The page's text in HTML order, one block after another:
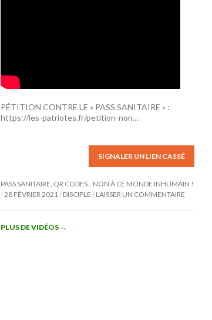
PÉTITION CONTRE LE « PASS SANITAIRE » :
https://les-patriotes.fr/petition-non…
SIGNALER UN LIEN CASSÉ
PASS SANITAIRE, QR CODES…NON À CE MONDE INHUMAIN !
28 FÉVRIER 2021
DISCIPLE LAISSER UN COMMENTAIRE
PLUS DE VIDÉOS →